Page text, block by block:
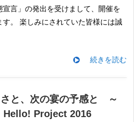
言」の発出を受けまして、開催を
。 楽しみにされていた皆様には誠
続きを読む
と、次の宴の予感と ～
Hello! Project 2016